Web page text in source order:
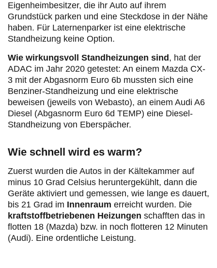
Eigenheimbesitzer, die ihr Auto auf ihrem
Grundstück parken und eine Steckdose in der Nähe
haben. Für Laternenparker ist eine elektrische
Standheizung keine Option.
Wie wirkungsvoll Standheizungen sind , hat der
ADAC im Jahr 2020 getestet: An einem Mazda CX-
3 mit der Abgasnorm Euro 6b mussten sich eine
Benziner-Standheizung und eine elektrische
beweisen (jeweils von Webasto), an einem Audi A6
Diesel (Abgasnorm Euro 6d TEMP) eine Diesel-
Standheizung von Eberspächer.
Wie schnell wird es warm?
Zuerst wurden die Autos in der Kältekammer auf
minus 10 Grad Celsius heruntergekühlt, dann die
Geräte aktiviert und gemessen, wie lange es dauert,
bis 21 Grad im Innenraum erreicht wurden. Die
kraftstoffbetriebenen Heizungen schafften das in
flotten 18 (Mazda) bzw. in noch flotteren 12 Minuten
(Audi). Eine ordentliche Leistung.